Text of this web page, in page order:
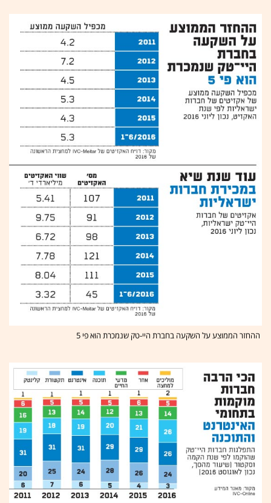
ההחזר הממוצע על השקעה בחברת היי-טק שנמכרת הוא פי 5